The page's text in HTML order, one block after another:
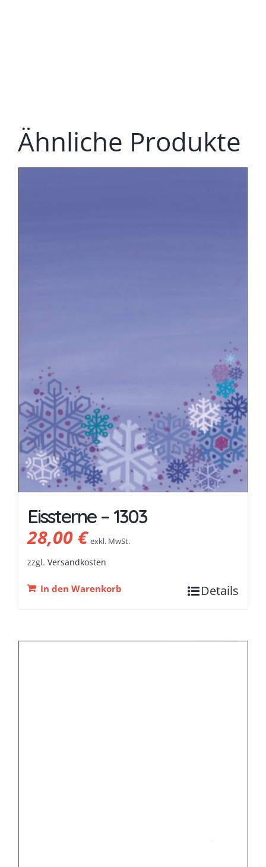
Ähnliche Produkte
Eissterne – 1303
28,00€ exkl. MwSt.
zzgl. Versandkosten
In den Warenkorb Details